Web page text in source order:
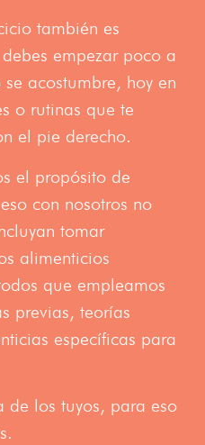
también es
empezar poco a
acostumbre, hoy en
o rutinas que te
el pie derecho.
el propósito de
con nosotros no
tomar
alimenticios
que empleamos
previas, teorías
específicas para
los tuyos, para eso